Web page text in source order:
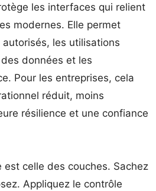
les interfaces qui relient
modernes. Elle permet
les utilisations
données et les
Pour les entreprises, cela
réduit, moins
résilience et une confiance
est celle des couches. Sachez
Appliquez le contrôle